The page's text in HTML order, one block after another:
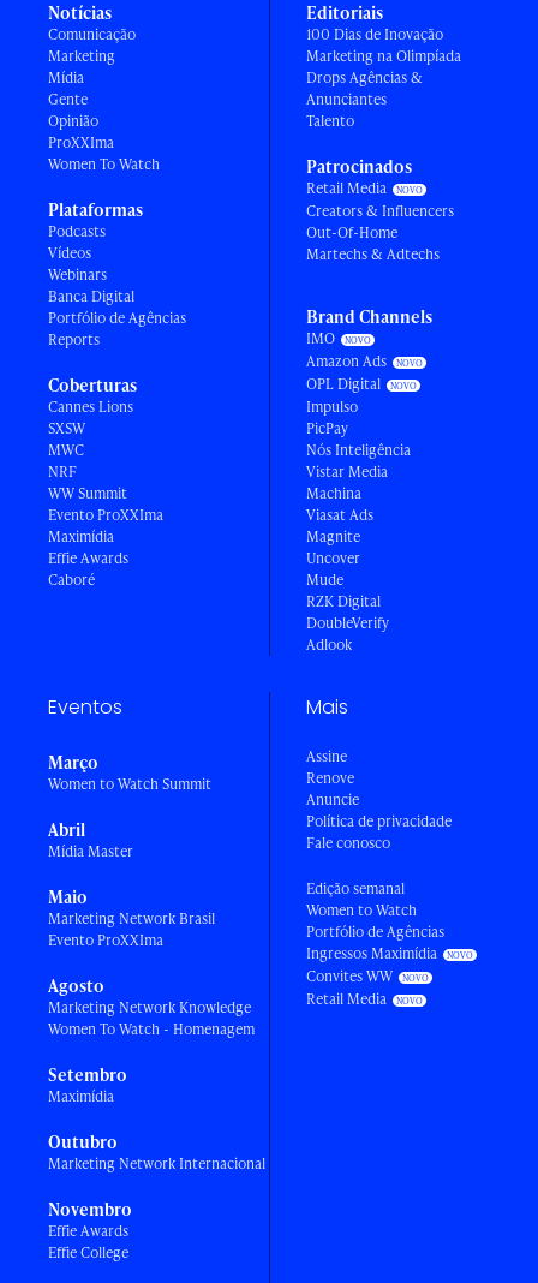
Notícias
Comunicação
Marketing
Mídia
Gente
Opinião
ProXXIma
Women To Watch
Plataformas
Podcasts
Vídeos
Webinars
Banca Digital
Portfólio de Agências
Reports
Coberturas
Cannes Lions
SXSW
MWC
NRF
WW Summit
Evento ProXXIma
Maximídia
Effie Awards
Caboré
Editoriais
100 Dias de Inovação
Marketing na Olimpíada
Drops Agências &
Anunciantes
Talento
Patrocinados
Retail Media
Creators & Influencers
Out-Of-Home
Martechs & Adtechs
Brand Channels
IMO
Amazon Ads
OPL Digital
Impulso
PicPay
Nós Inteligência
Vistar Media
Machina
Viasat Ads
Magnite
Uncover
Mude
RZK Digital
DoubleVerify
Adlook
Eventos
Março
Women to Watch Summit
Abril
Mídia Master
Maio
Marketing Network Brasil
Evento ProXXIma
Agosto
Marketing Network Knowledge
Women To Watch - Homenagem
Setembro
Maximídia
Outubro
Marketing Network Internacional
Novembro
Effie Awards
Effie College
Mais
Assine
Renove
Anuncie
Política de privacidade
Fale conosco
Edição semanal
Women to Watch
Portfólio de Agências
Ingressos Maximídia
Convites WW
Retail Media